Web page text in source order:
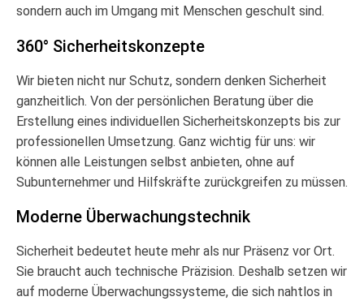
sondern auch im Umgang mit Menschen geschult sind.
360° Sicherheitskonzepte
Wir bieten nicht nur Schutz, sondern denken Sicherheit
ganzheitlich. Von der persönlichen Beratung über die
Erstellung eines individuellen Sicherheitskonzepts bis zur
professionellen Umsetzung. Ganz wichtig für uns: wir
können alle Leistungen selbst anbieten, ohne auf
Subunternehmer und Hilfskräfte zurückgreifen zu müssen.
Moderne Überwachungstechnik
Sicherheit bedeutet heute mehr als nur Präsenz vor Ort.
Sie braucht auch technische Präzision. Deshalb setzen wir
auf moderne Überwachungssysteme, die sich nahtlos in